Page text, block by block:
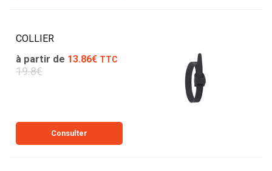
COLLIER
à partir de 13.86€ TTC
19.8€
Consulter